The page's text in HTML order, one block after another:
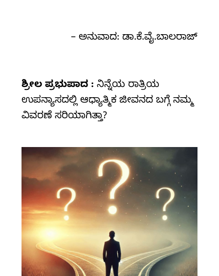
– ಅನುವಾದ: ಡಾ.ಕೆ.ವೈ.ಬಾಲರಾಜ್‌
ಶ್ರೀಲ ಪ್ರಭುಪಾದ : ನಿನ್ನೆಯ ರಾತ್ರಿಯ
ಉಪನ್ಯಾಸದಲ್ಲಿ ಆಧ್ಯಾತ್ಮಿಕ ಜೀವನದ ಬಗ್ಗೆ ನಮ್ಮ
ವಿವರಣೆ ಸರಿಯಾಗಿತ್ತಾ?